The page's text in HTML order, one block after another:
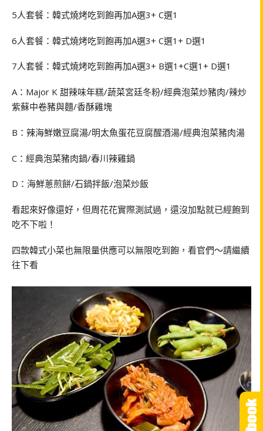
5人套餐：韓式燒烤吃到飽再加A選3+ C選1
6人套餐：韓式燒烤吃到飽再加A選3+ C選1+ D選1
7人套餐：韓式燒烤吃到飽再加A選3+ B選1+C選1+ D選1
A：Major K 甜辣味年糕/蔬菜宮廷冬粉/經典泡菜炒豬肉/辣炒
紫蘇中卷豬與麵/香酥雞塊
B：辣海鮮嫩豆腐湯/明太魚蛋花豆腐醒酒湯/經典泡菜豬肉湯
C：經典泡菜豬肉鍋/春川辣雞鍋
D：海鮮蔥煎餅/石鍋拌飯/泡菜炒飯
看起來好像還好，但周花花實際測試過，還沒加點就已經飽到
吃不下啦！
四款韓式小菜也無限量供應可以無限吃到飽，看官們～請繼續
往下看